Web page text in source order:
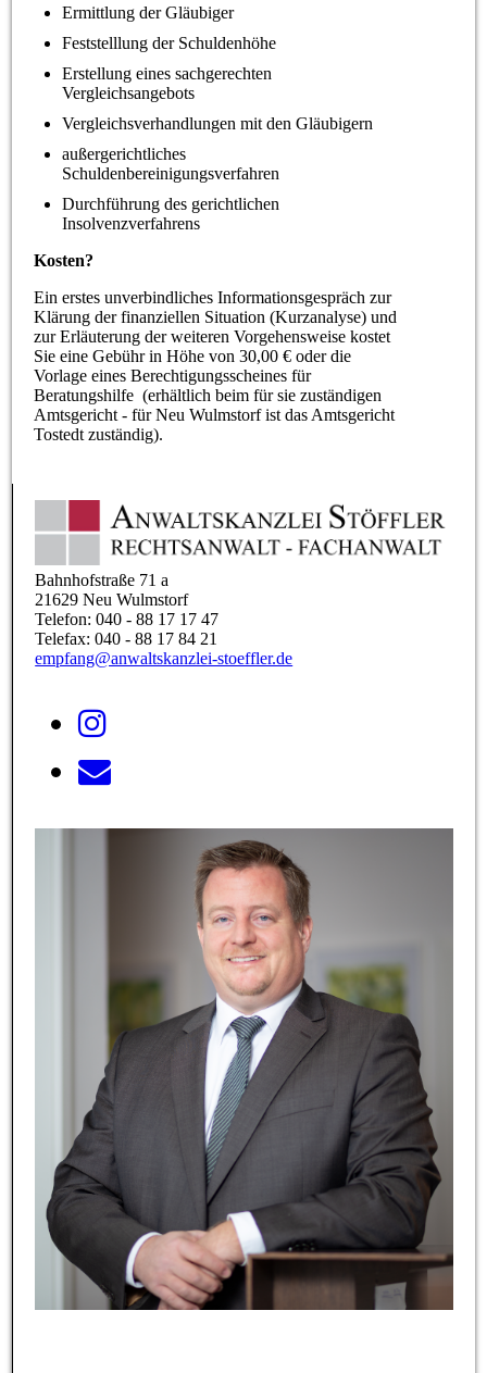
Ermittlung der Gläubiger
Feststelllung der Schuldenhöhe
Erstellung eines sachgerechten
Vergleichsangebots
Vergleichsverhandlungen mit den Gläubigern
außergerichtliches
Schuldenbereinigungsverfahren
Durchführung des gerichtlichen
Insolvenzverfahrens
Kosten?
Ein erstes unverbindliches Informationsgespräch zur
Klärung der finanziellen Situation (Kurzanalyse) und
zur Erläuterung der weiteren Vorgehensweise kostet
Sie eine Gebühr in Höhe von 30,00 € oder die
Vorlage eines Berechtigungsscheines für
Beratungshilfe (erhältlich beim für sie zuständigen
Amtsgericht - für Neu Wulmstorf ist das Amtsgericht
Tostedt zuständig).
Bahnhofstraße 71 a
21629 Neu Wulmstorf
Telefon: 040 - 88 17 17 47
Telefax: 040 - 88 17 84 21
empfang@anwaltskanzlei-stoeffler.de